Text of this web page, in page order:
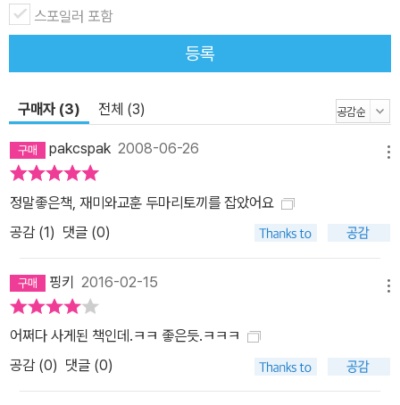
스포일러 포함
등록
구매자 (3) 전체 (3)
pakcspak 2008-06-26
정말좋은책, 재미와교훈 두마리토끼를 잡았어요
공감 (1) 댓글 (0)
핑키 2016-02-15
어쩌다 사게된 책인데.ㅋㅋ 좋은듯.ㅋㅋㅋ
공감 (0) 댓글 (0)